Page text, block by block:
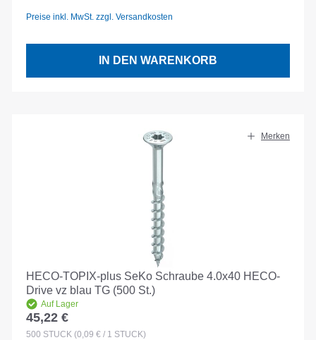
Preise inkl. MwSt. zzgl. Versandkosten
IN DEN WARENKORB
Merken
HECO-TOPIX-plus SeKo Schraube 4.0x40 HECO-
Drive vz blau TG (500 St.)
Auf Lager
Regulärer Preis:
45,22 €
500 STÜCK (0,09 € / 1 STÜCK)